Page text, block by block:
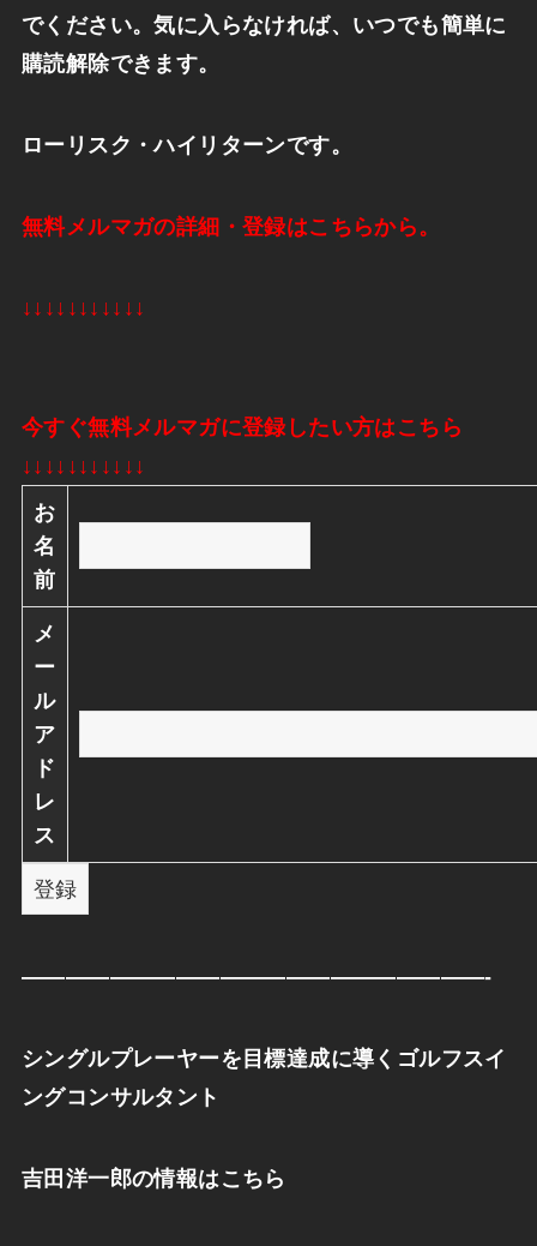
でください。気に入らなければ、いつでも簡単に
購読解除できます。
ローリスク・ハイリターンです。
無料メルマガの詳細・登録はこちらから。
↓↓↓↓↓↓↓↓↓↓↓
今すぐ無料メルマガに登録したい方はこちら
↓↓↓↓↓↓↓↓↓↓↓
お
名
前
メ
ー
ル
ア
ド
レ
ス
—————————————————————-
シングルプレーヤーを目標達成に導くゴルフスイ
ングコンサルタント
吉田洋一郎の情報はこちら